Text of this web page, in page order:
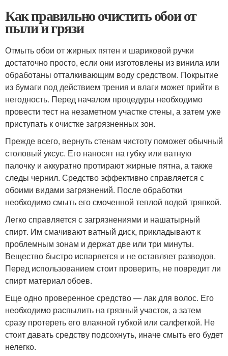
Как правильно очистить обои от
пыли и грязи
Отмыть обои от жирных пятен и шариковой ручки
достаточно просто, если они изготовлены из винила или
обработаны отталкивающим воду средством. Покрытие
из бумаги под действием трения и влаги может прийти в
негодность. Перед началом процедуры необходимо
провести тест на незаметном участке стены, а затем уже
приступать к очистке загрязненных зон.
Прежде всего, вернуть стенам чистоту поможет обычный
столовый уксус. Его наносят на губку или ватную
палочку и аккуратно протирают жирные пятна, а также
следы чернил. Средство эффективно справляется с
обоими видами загрязнений. После обработки
необходимо смыть его смоченной теплой водой тряпкой.
Легко справляется с загрязнениями и нашатырный
спирт. Им смачивают ватный диск, прикладывают к
проблемным зонам и держат две или три минуты.
Вещество быстро испаряется и не оставляет разводов.
Перед использованием стоит проверить, не повредит ли
спирт материал обоев.
Еще одно проверенное средство — лак для волос. Его
необходимо распылить на грязный участок, а затем
сразу протереть его влажной губкой или салфеткой. Не
стоит давать средству подсохнуть, иначе смыть его будет
нелегко.